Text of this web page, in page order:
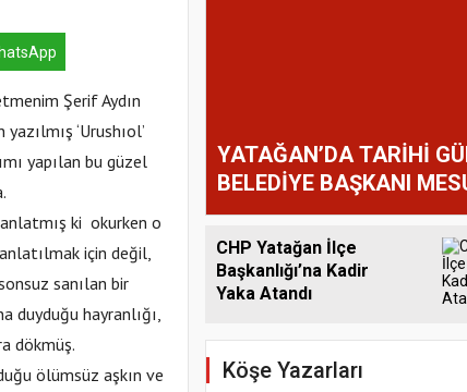
Şerif Aydın
‘Urushıol’
yapılan bu güzel
anlatmış ki okurken o
için değil,
sanılan bir
duyduğu hayranlığı,
dökmüş.
ölümsüz aşkın ve
YATAĞAN’DA TARİHİ
BELEDİYE BAŞKANI
GÜNAY VE MECLİS
PARTİ’YE GEÇTİ!
CHP Yatağan İlçe
Başkanlığı’na Kadir
Yaka Atandı
Köşe Yazarları